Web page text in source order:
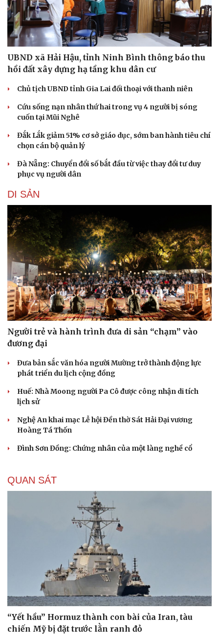
Du lịch
Tư vấn
check-in
Podcast
Câu chuyện thời sự
Cửa sổ tình yêu
UBND xã Hải Hậu, tỉnh Ninh Bình thông báo thu
hồi đất xây dựng hạ tầng khu dân cư
Chủ tịch UBND tỉnh Gia Lai đối thoại với thanh niên
Cứu sống nạn nhân thứ hai trong vụ 4 người bị sóng
cuốn tại Mũi Nghê
Đắk Lắk giảm 51% cơ sở giáo dục, sớm ban hành tiêu chí
chọn cán bộ quản lý
Đà Nẵng: Chuyển đổi số bắt đầu từ việc thay đổi tư duy
phục vụ người dân
DI SẢN
Người trẻ và hành trình đưa di sản “chạm” vào
đương đại
Đưa bản sắc văn hóa người Mường trở thành động lực
phát triển du lịch cộng đồng
Huế: Nhà Moong người Pa Cô được công nhận di tích
lịch sử
Nghệ An khai mạc Lễ hội Đền thờ Sát Hải Đại vương
Hoàng Tá Thốn
Đình Sơn Đồng: Chứng nhân của một làng nghề cổ
QUAN SÁT
“Yết hầu” Hormuz thành con bài của Iran, tàu
chiến Mỹ bị đặt trước lằn ranh đỏ